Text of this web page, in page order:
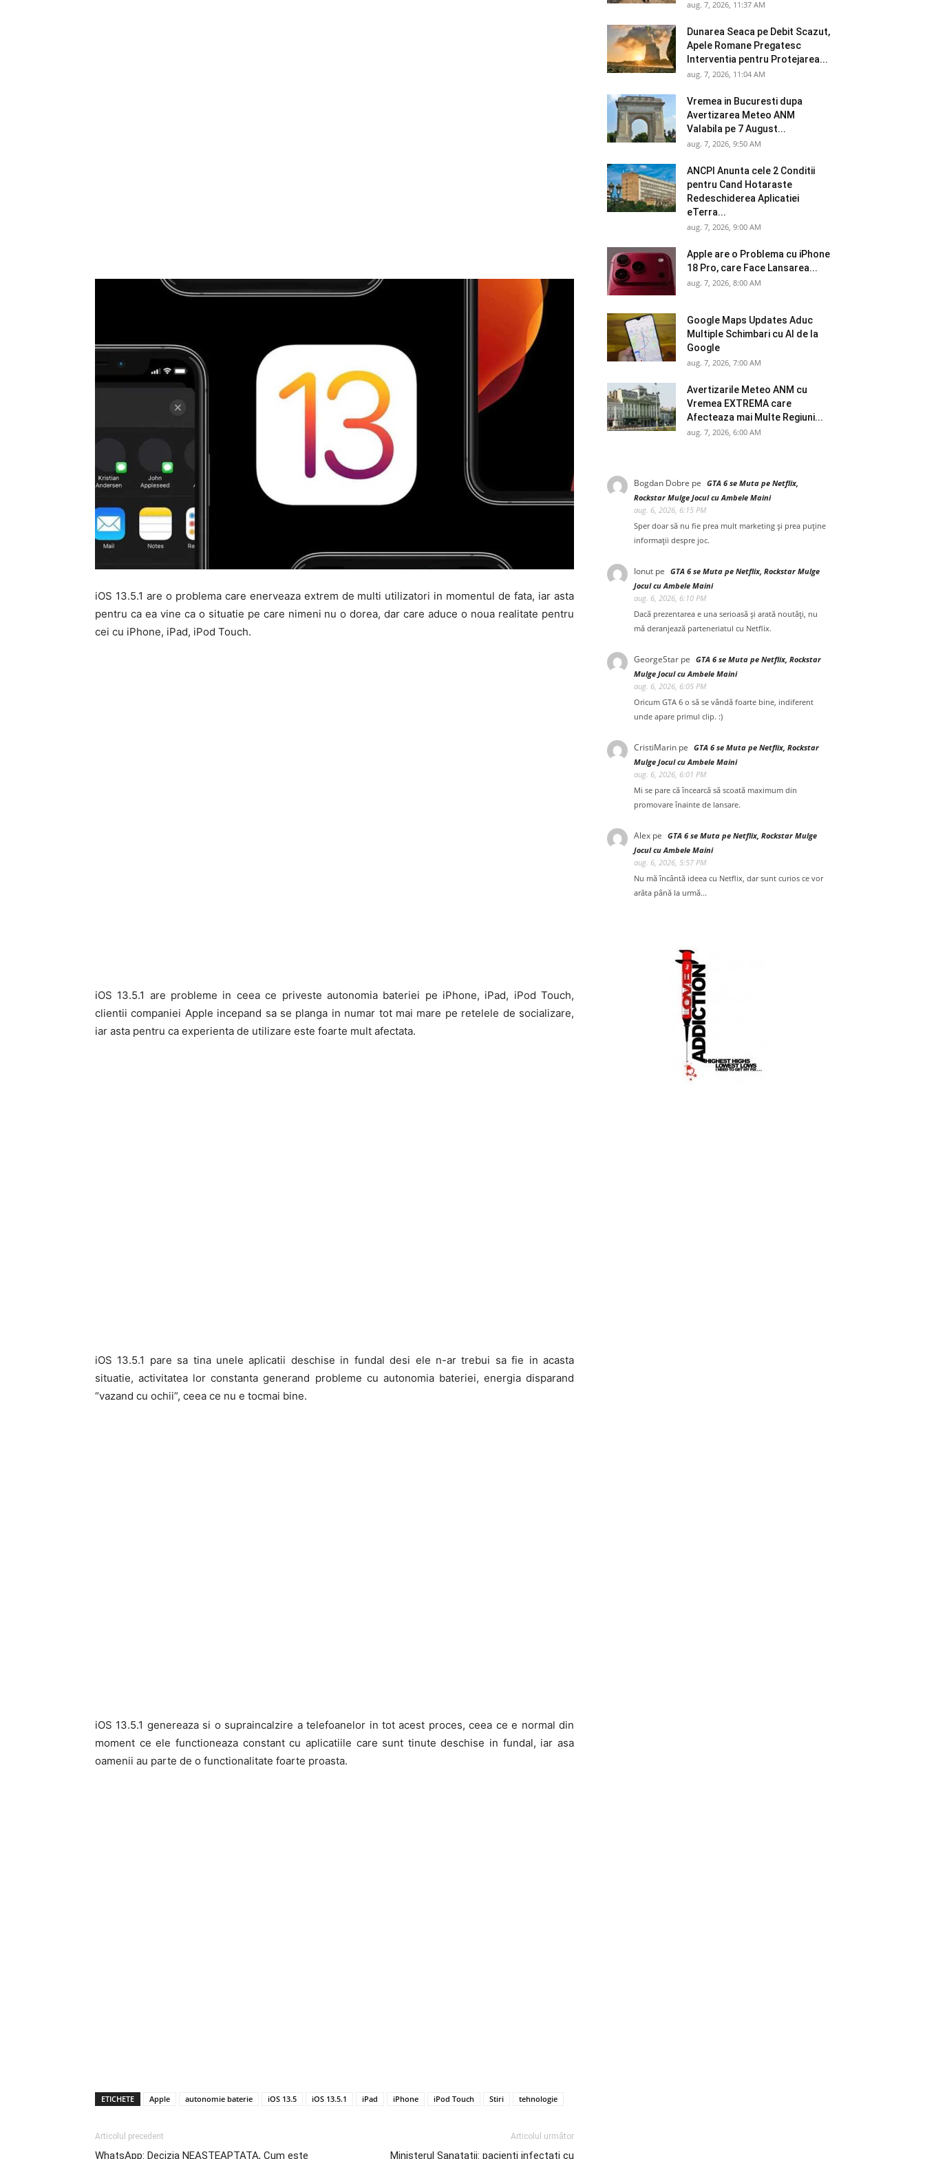
iOS 13.5.1 are o problema care enerveaza extrem de multi utilizatori in momentul de fata, iar asta
pentru ca ea vine ca o situatie pe care nimeni nu o dorea, dar care aduce o noua realitate pentru
cei cu iPhone, iPad, iPod Touch.
iOS 13.5.1 are probleme in ceea ce priveste autonomia bateriei pe iPhone, iPad, iPod Touch,
clientii companiei Apple incepand sa se planga in numar tot mai mare pe retelele de socializare,
iar asta pentru ca experienta de utilizare este foarte mult afectata.
iOS 13.5.1 pare sa tina unele aplicatii deschise in fundal desi ele n-ar trebui sa fie in acasta
situatie, activitatea lor constanta generand probleme cu autonomia bateriei, energia disparand
“vazand cu ochii”, ceea ce nu e tocmai bine.
iOS 13.5.1 genereaza si o supraincalzire a telefoanelor in tot acest proces, ceea ce e normal din
moment ce ele functioneaza constant cu aplicatiile care sunt tinute deschise in fundal, iar asa
oamenii au parte de o functionalitate foarte proasta.
ETICHETE Apple autonomie baterie iOS 13.5 iOS 13.5.1 iPad iPhone iPod Touch Stiri tehnologie
Articolul precedent
WhatsApp: Decizia NEASTEAPTATA, Cum este
Articolul următor
Ministerul Sanatatii: pacienti infectati cu
aug. 7, 2026, 11:37 AM
Dunarea Seaca pe Debit Scazut,
Apele Romane Pregatesc
Interventia pentru Protejarea...
aug. 7, 2026, 11:04 AM
Vremea in Bucuresti dupa
Avertizarea Meteo ANM
Valabila pe 7 August...
aug. 7, 2026, 9:50 AM
ANCPI Anunta cele 2 Conditii
pentru Cand Hotaraste
Redeschiderea Aplicatiei
eTerra...
aug. 7, 2026, 9:00 AM
Apple are o Problema cu iPhone
18 Pro, care Face Lansarea...
aug. 7, 2026, 8:00 AM
Google Maps Updates Aduc
Multiple Schimbari cu AI de la
Google
aug. 7, 2026, 7:00 AM
Avertizarile Meteo ANM cu
Vremea EXTREMA care
Afecteaza mai Multe Regiuni...
aug. 7, 2026, 6:00 AM
Bogdan Dobre pe GTA 6 se Muta pe Netflix,
Rockstar Mulge Jocul cu Ambele Maini
aug. 6, 2026, 6:15 PM
Sper doar să nu fie prea mult marketing și prea puține
informații despre joc.
Ionut pe GTA 6 se Muta pe Netflix, Rockstar Mulge
Jocul cu Ambele Maini
aug. 6, 2026, 6:10 PM
Dacă prezentarea e una serioasă și arată noutăți, nu
mă deranjează parteneriatul cu Netflix.
GeorgeStar pe GTA 6 se Muta pe Netflix, Rockstar
Mulge Jocul cu Ambele Maini
aug. 6, 2026, 6:05 PM
Oricum GTA 6 o să se vândă foarte bine, indiferent
unde apare primul clip. :)
CristiMarin pe GTA 6 se Muta pe Netflix, Rockstar
Mulge Jocul cu Ambele Maini
aug. 6, 2026, 6:01 PM
Mi se pare că încearcă să scoată maximum din
promovare înainte de lansare.
Alex pe GTA 6 se Muta pe Netflix, Rockstar Mulge
Jocul cu Ambele Maini
aug. 6, 2026, 5:57 PM
Nu mă încântă ideea cu Netflix, dar sunt curios ce vor
arăta până la urmă...